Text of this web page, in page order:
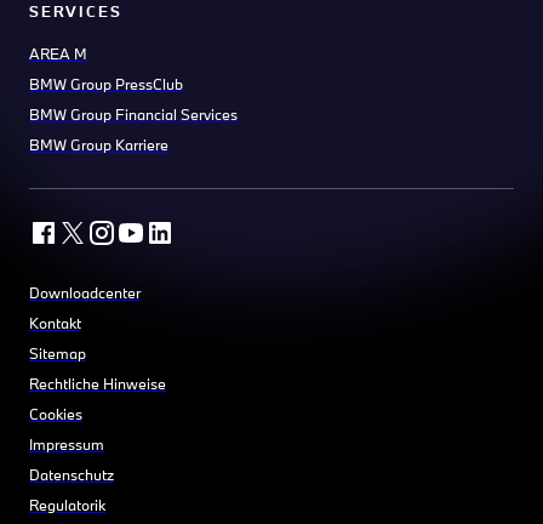
SERVICES
AREA M
BMW Group PressClub
BMW Group Financial Services
BMW Group Karriere
Downloadcenter
Kontakt
Sitemap
Rechtliche Hinweise
Cookies
Impressum
Datenschutz
Regulatorik